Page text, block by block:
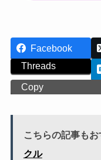
Facebook
Threads
Copy
こちらの記事もお
クル